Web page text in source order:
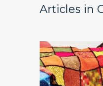
Articles in